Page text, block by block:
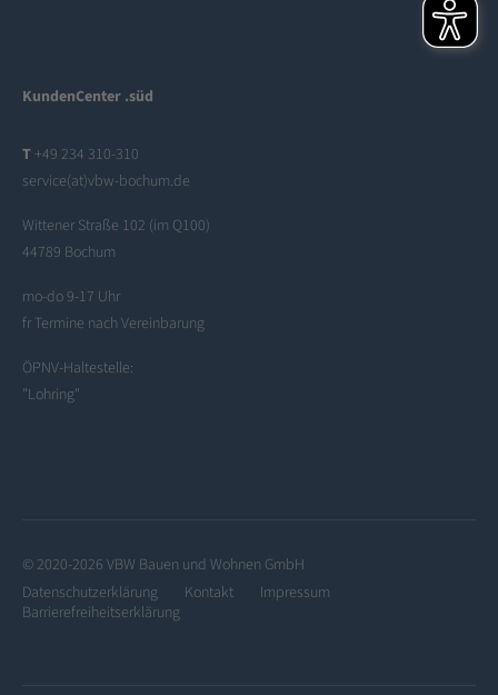
KundenCenter .süd
T +49 234 310-310
service(at)vbw-bochum.de
Wittener Straße 102 (im Q100)
44789 Bochum
mo-do 9-17 Uhr
fr Termine nach Vereinbarung
ÖPNV-Haltestelle:
"Lohring"
© 2020-2026 VBW Bauen und Wohnen GmbH
Datenschutzerklärung
Kontakt
Impressum
Barrierefreiheitserklärung